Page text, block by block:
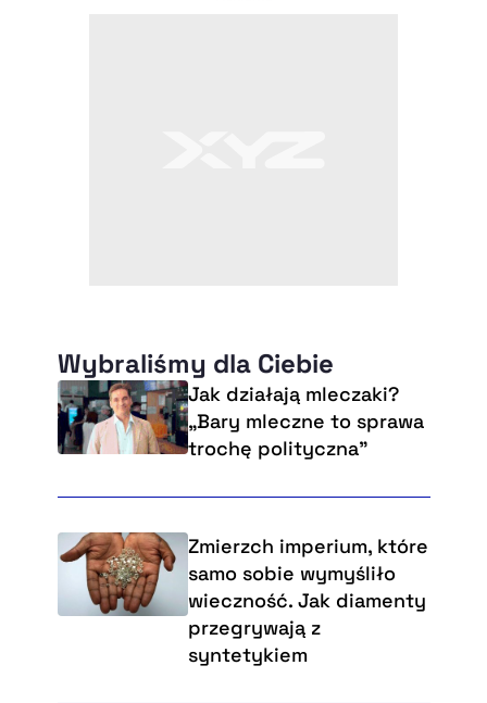
Wybraliśmy dla Ciebie
Jak działają mleczaki?
„Bary mleczne to sprawa
trochę polityczna”
Zmierzch imperium, które
samo sobie wymyśliło
wieczność. Jak diamenty
przegrywają z
syntetykiem